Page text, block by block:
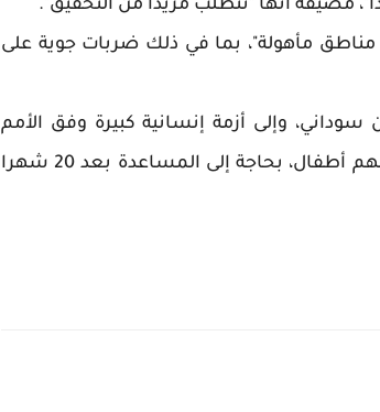
مضيفة أنها "تتطلب مزيدًا من التحقيق".
مأهولة"، بما في ذلك ضربات جوية على
إلى مقتل عشرات الآلاف ونزوح أكثر من 12 مليون سوداني، وإلى أزمة إنسانية كبيرة وفق الأمم
المتحدة التي تقدر بأن أكثر من 30 مليون سوداني، أكثر من نصفهم أطفال، بحاجة إلى المساعدة بعد 20 شهرا